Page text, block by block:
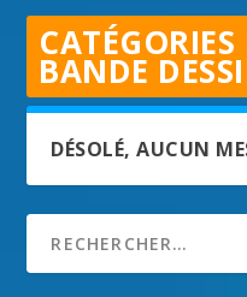
BANDE
DÉSOLÉ, AUCUN